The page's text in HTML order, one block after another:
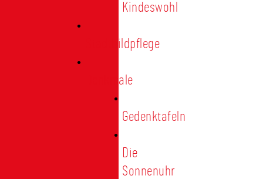
Kindeswohl
Stadtbildpflege
Denkmale
Gedenktafeln
Die
Sonnenuhr